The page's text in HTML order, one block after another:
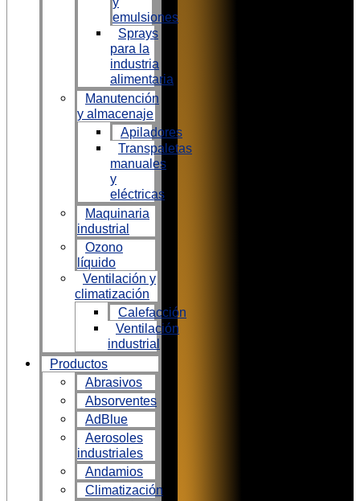
emulsiones
Sprays
para la
industria
alimentaria
Manutención
y almacenaje
Apiladores
Transpaletas
manuales
y
eléctricas
Maquinaria
industrial
Ozono
líquido
Ventilación y
climatización
Calefacción
Ventilación
industrial
Productos
Abrasivos
Absorventes
AdBlue
Aerosoles
industriales
Andamios
Climatización